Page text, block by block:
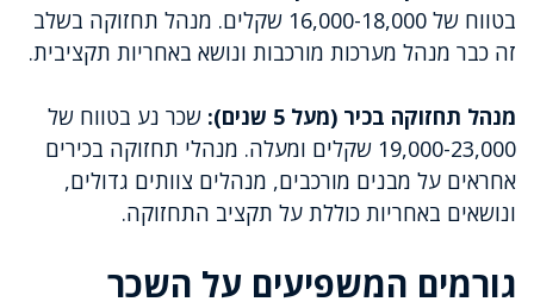
בטווח של 16,000-18,000 שקלים. מנהל תחזוקה בשלב
זה כבר מנהל מערכות מורכבות ונושא באחריות תקציבית.
מנהל תחזוקה בכיר (מעל 5 שנים):
שכר נע בטווח של
19,000-23,000 שקלים ומעלה. מנהלי תחזוקה בכירים
אחראים על מבנים מורכבים, מנהלים צוותים גדולים,
ונושאים באחריות כוללת על תקציב התחזוקה.
גורמים המשפיעים על השכר